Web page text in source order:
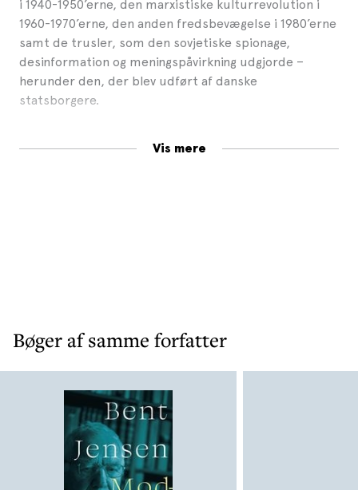
i 1940-1950’erne, den marxistiske kulturrevolution i
1960-1970’erne, den anden fredsbevægelse i 1980’erne
samt de trusler, som den sovjetiske spionage,
desinformation og meningspåvirkning udgjorde –
herunder den, der blev udført af danske
statsborgere.
demokrati traf for at afværge såvel truslerne fra Øst
Ulve, får og vogtere
utrykt materiale fra en række danske og udenlandske
statslige og private arkiver, hvoraf en stor del kommer
til anvendelse for første gang i dansk historieforskning.
Ulve, får og vogtere skildrer, hvordan Danmark under
Den Kolde Krig stod mellem et kulturelt, politisk og
økonomisk tilhørsforhold til Vesten på den ene side og
Vis mere
Bøger af samme forfatter